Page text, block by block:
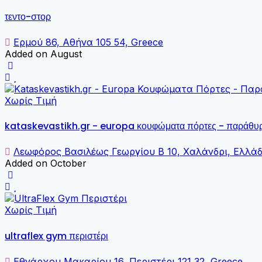
τεντο-στορ
Ερμού 86, Αθήνα 105 54, Greece
Added on August
Χωρίς Τιμή
kataskevastikh.gr - europa κουφώματα πόρτες -
Λεωφόρος Βασιλέως Γεωργίου B 10, Χαλάνδρι,
Added on October
Χωρίς Τιμή
ultraflex gym περιστέρι